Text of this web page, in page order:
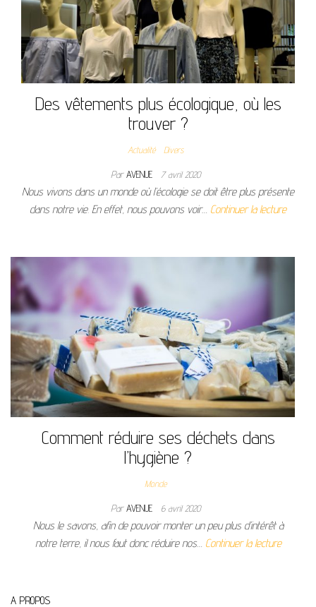
Des vêtements plus écologique, où les
trouver ?
Actualité Divers
ParAVENUE 7 avril 2020
Nous vivons dans un monde où l’écologie se doit être plus présente
dans notre vie. En effet, nous pouvons voir… Continuer la lecture
Comment réduire ses déchets dans
l’hygiène ?
Monde
ParAVENUE 6 avril 2020
Nous le savons, afin de pouvoir monter un peu plus d’intérêt à
notre terre, il nous faut donc réduire nos… Continuer la lecture
A PROPOS